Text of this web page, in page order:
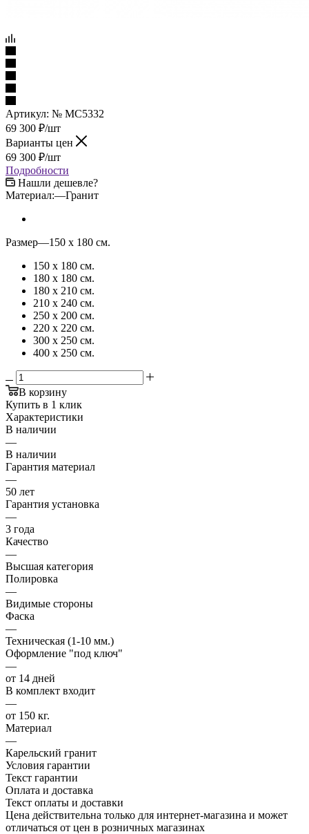
Артикул: № МС5332
69 300 ₽/шт
Варианты цен
69 300 ₽/шт
Подробности
Нашли дешевле?
Материал:—Гранит
Размер—150 x 180 см.
150 x 180 см.
180 x 180 см.
180 x 210 см.
210 x 240 см.
250 x 200 см.
220 x 220 см.
300 x 250 см.
400 x 250 см.
В корзину
Купить в 1 клик
Характеристики
В наличии
—
В наличии
Гарантия материал
—
50 лет
Гарантия установка
—
3 года
Качество
—
Высшая категория
Полировка
—
Видимые стороны
Фаска
—
Техническая (1-10 мм.)
Оформление "под ключ"
—
от 14 дней
В комплект входит
—
от 150 кг.
Материал
—
Карельский гранит
Условия гарантии
Текст гарантии
Оплата и доставка
Текст оплаты и доставки
Цена действительна только для интернет-магазина и может
отличаться от цен в розничных магазинах